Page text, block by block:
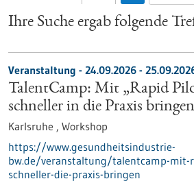
Ihre Suche ergab folgende
Veranstaltung - 24.09.2026 -
TalentCamp: Mit „Rapid
schneller in die Praxis bringen
Karlsruhe , Workshop
https://www.gesundheitsindustrie-
bw.de/veranstaltung/talentcamp-mit-
schneller-die-praxis-bringen